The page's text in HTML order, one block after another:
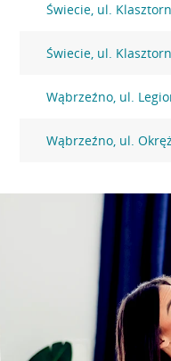
Świecie, ul.
Świecie, ul.
Wąbrzeźno, ul.
Wąbrzeźno, ul.